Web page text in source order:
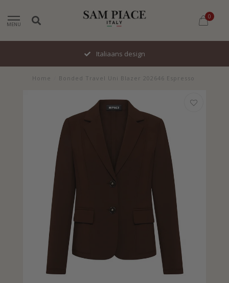
MENU
0
Italiaans design
Home Bonded Travel Uni Blazer 202646 Espresso